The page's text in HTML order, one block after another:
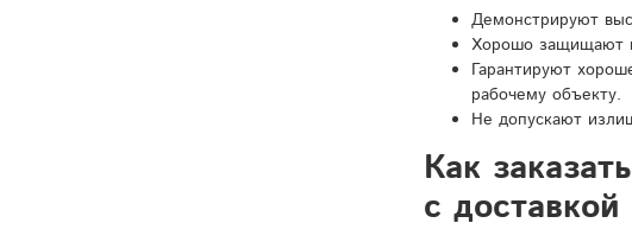
Демонстрируют
Хорошо защищают
Гарантируют
рабочему объекту.
Не допускают
Как
с